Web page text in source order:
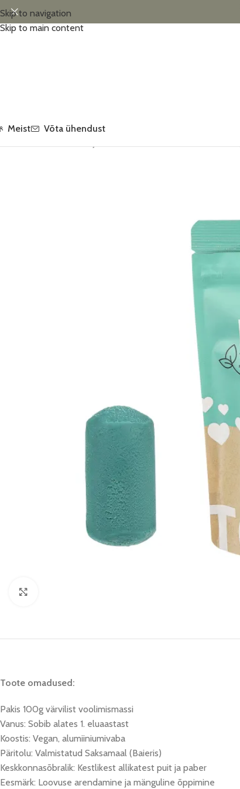
Skip to navigation
Skip to main content
Meist Võta ühendust
Toote omadused:
Pakis 100g värvilist voolimismassi
Vanus: Sobib alates 1. eluaastast
Koostis: Vegan, alumiiniumivaba
Päritolu: Valmistatud Saksamaal (Baieris)
Keskkonnasõbralik: Kestlikest allikatest puit ja paber
Eesmärk: Loovuse arendamine ja mänguline õppimine